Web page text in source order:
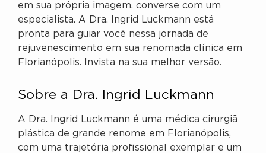
em sua própria imagem, converse com um
especialista. A Dra. Ingrid Luckmann está
pronta para guiar você nessa jornada de
rejuvenescimento em sua renomada clínica em
Florianópolis. Invista na sua melhor versão.
Sobre a Dra. Ingrid Luckmann
A Dra. Ingrid Luckmann é uma médica cirurgiã
plástica de grande renome em Florianópolis,
com uma trajetória profissional exemplar e um